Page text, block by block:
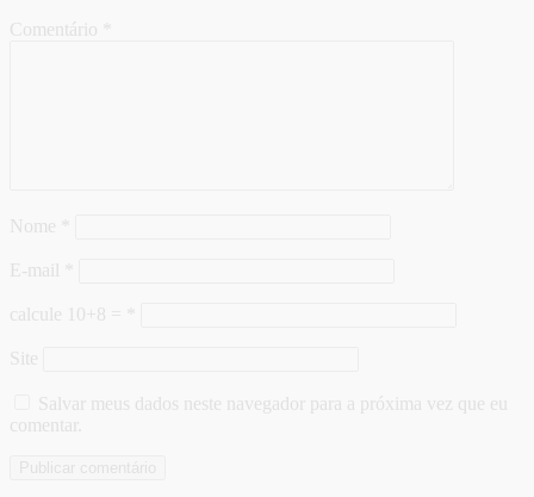
Comentário
Nome
E-mail
calcule 10+8 =
Site
Salvar meus dados neste navegador para a próxima vez que eu
comentar.